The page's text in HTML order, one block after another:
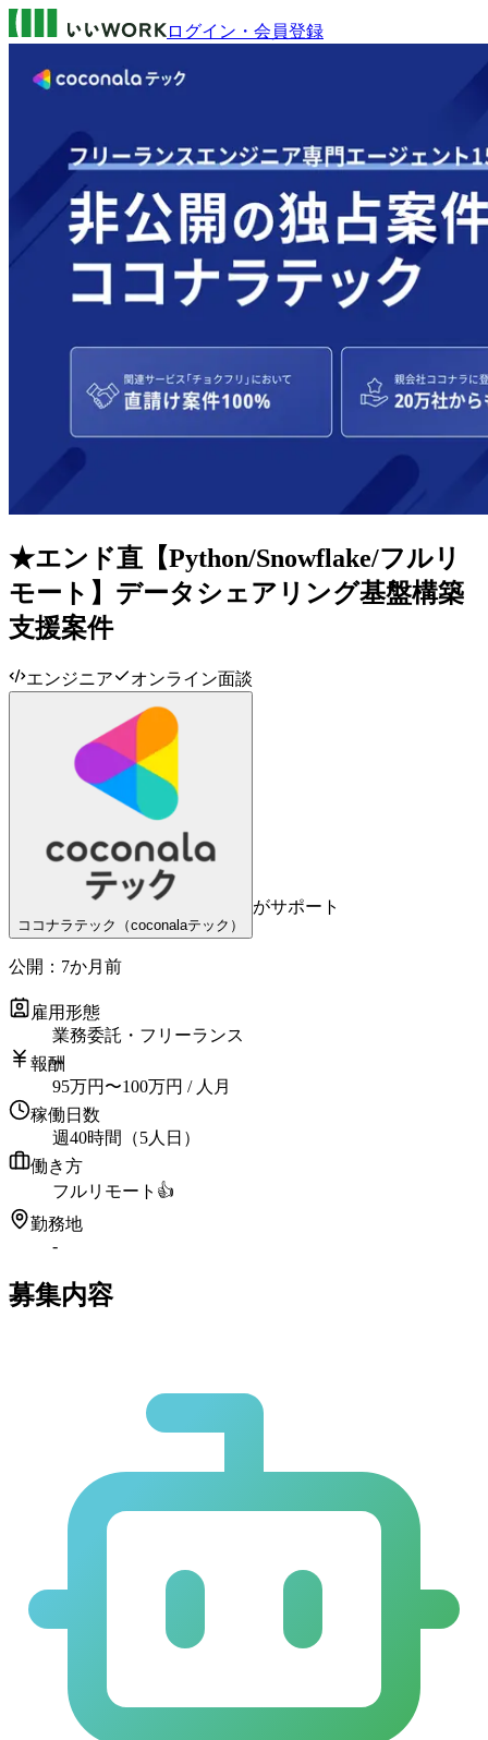
ログイン・会員登録
★エンド直【Python/Snowflake/フルリ
モート】データシェアリング基盤構築
支援案件
エンジニア オンライン面談
ココナラテック（coconalaテック）
がサポート
公開： 7か月前
雇用形態
業務委託・フリーランス
報酬
95万円 〜100万円 / 人月
稼働日数
週40時間（5人日）
働き方
フルリモート 👍
勤務地
-
募集内容